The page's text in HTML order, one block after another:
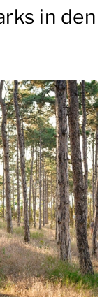
in den